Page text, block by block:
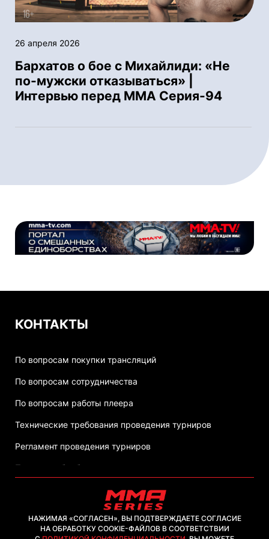
26 апреля 2026
Бархатов о бое с Михайлиди: «Не
по-мужски отказываться» |
Интервью перед ММА Серия-94
КОНТАКТЫ
По вопросам покупки трансляций
По вопросам сотрудничества
По вопросам работы плеера
Технические требования проведения турниров
Регламент проведения турниров
Политика обработки персональных данных
НАЖИМАЯ «СОГЛАСЕН», ВЫ ПОДТВЕРЖДАЕТЕ СОГЛАСИЕ
НА ОБРАБОТКУ COOKIE-ФАЙЛОВ В СООТВЕТСТВИИ